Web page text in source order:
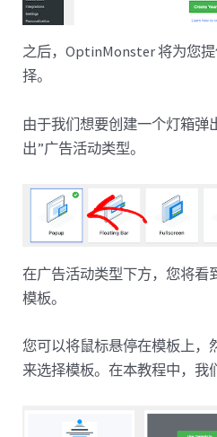
之后，OptinMonster 将为您
择。
由于我们想要创建一个灯箱弹
出”广告活动类型。
在广告活动类型下方，您将看
模板。
您可以将鼠标悬停在模板上，
来选择模板。在本教程中，我